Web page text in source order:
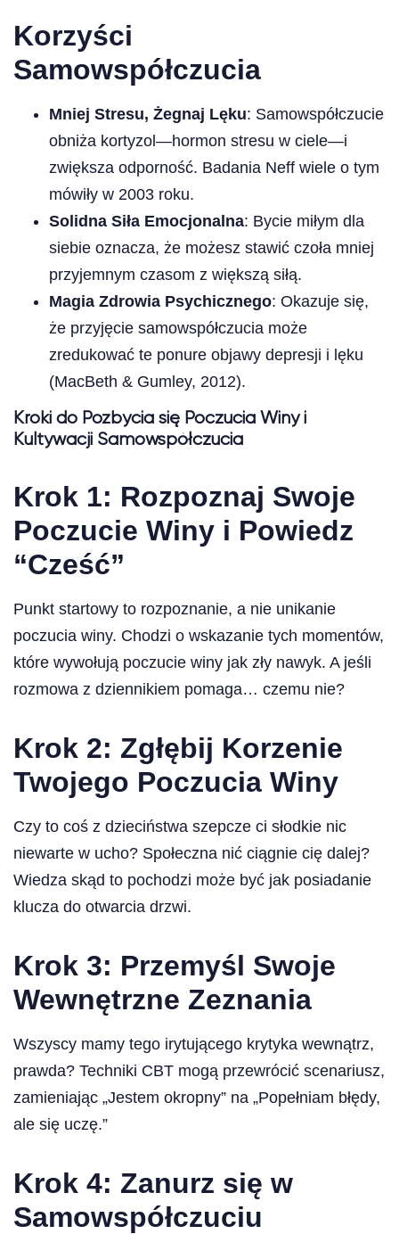
Korzyści
Samowspółczucia
Mniej Stresu, Żegnaj Lęku: Samowspółczucie
obniża kortyzol—hormon stresu w ciele—i
zwiększa odporność. Badania Neff wiele o tym
mówiły w 2003 roku.
Solidna Siła Emocjonalna: Bycie miłym dla
siebie oznacza, że możesz stawić czoła mniej
przyjemnym czasom z większą siłą.
Magia Zdrowia Psychicznego: Okazuje się,
że przyjęcie samowspółczucia może
zredukować te ponure objawy depresji i lęku
(MacBeth & Gumley, 2012).
Kroki do Pozbycia się Poczucia Winy i
Kultywacji Samowspółczucia
Krok 1: Rozpoznaj Swoje
Poczucie Winy i Powiedz
“Cześć”
Punkt startowy to rozpoznanie, a nie unikanie
poczucia winy. Chodzi o wskazanie tych momentów,
które wywołują poczucie winy jak zły nawyk. A jeśli
rozmowa z dziennikiem pomaga… czemu nie?
Krok 2: Zgłębij Korzenie
Twojego Poczucia Winy
Czy to coś z dzieciństwa szepcze ci słodkie nic
niewarte w ucho? Społeczna nić ciągnie cię dalej?
Wiedza skąd to pochodzi może być jak posiadanie
klucza do otwarcia drzwi.
Krok 3: Przemyśl Swoje
Wewnętrzne Zeznania
Wszyscy mamy tego irytującego krytyka wewnątrz,
prawda? Techniki CBT mogą przewrócić scenariusz,
zamieniając „Jestem okropny” na „Popełniam błędy,
ale się uczę.”
Krok 4: Zanurz się w
Samowspółczuciu